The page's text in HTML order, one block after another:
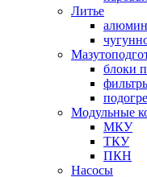
Литье
блоки
Модульные
МКУ
ТКУ
ПКН
Насосы